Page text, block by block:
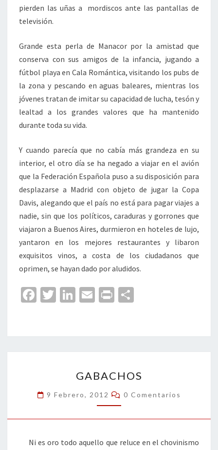
pierden las uñas a mordiscos ante las pantallas de
televisión.
Grande esta perla de Manacor por la amistad que
conserva con sus amigos de la infancia, jugando a
fútbol playa en Cala Romántica, visitando los pubs de
la zona y pescando en aguas baleares, mientras los
jóvenes tratan de imitar su capacidad de lucha, tesón y
lealtad a los grandes valores que ha mantenido
durante toda su vida.
Y cuando parecía que no cabía más grandeza en su
interior, el otro día se ha negado a viajar en el avión
que la Federación Española puso a su disposición para
desplazarse a Madrid con objeto de jugar la Copa
Davis, alegando que el país no está para pagar viajes a
nadie, sin que los políticos, caraduras y gorrones que
viajaron a Buenos Aires, durmieron en hoteles de lujo,
yantaron en los mejores restaurantes y libaron
exquisitos vinos, a costa de los ciudadanos que
oprimen, se hayan dado por aludidos.
Fa
o
o
T
er
Li
dI
n
E
l
Pr
p
ar
tir
GABACHOS
9 Febrero, 2012 Comentarios
0 Comentarios
Ni es oro todo aquello que reluce en el chovinismo